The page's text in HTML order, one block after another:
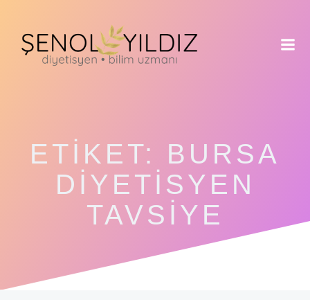
ETIKET: BURSA
DIYETISYEN
TAVSIYE